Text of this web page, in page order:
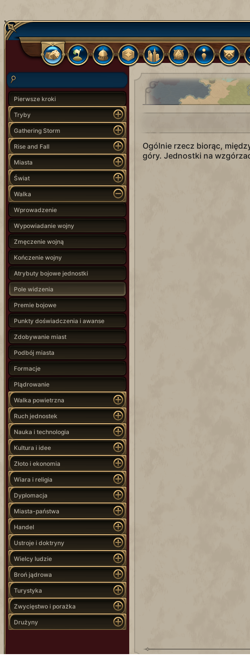
Pierwsze kroki
Tryby
Gathering Storm
Rise and Fall
Miasta
Świat
Walka
Wprowadzenie
Wypowiadanie wojny
Zmęczenie wojną
Kończenie wojny
Atrybuty bojowe jednostki
Pole widzenia
Premie bojowe
Punkty doświadczenia i awanse
Zdobywanie miast
Podbój miasta
Formacje
Plądrowanie
Walka powietrzna
Ruch jednostek
Nauka i technologia
Kultura i idee
Złoto i ekonomia
Wiara i religia
Dyplomacja
Miasta-państwa
Handel
Ustroje i doktryny
Wielcy ludzie
Broń jądrowa
Turystyka
Zwycięstwo i porażka
Drużyny
Ogólnie rzecz biorąc,
góry. Jednostki na